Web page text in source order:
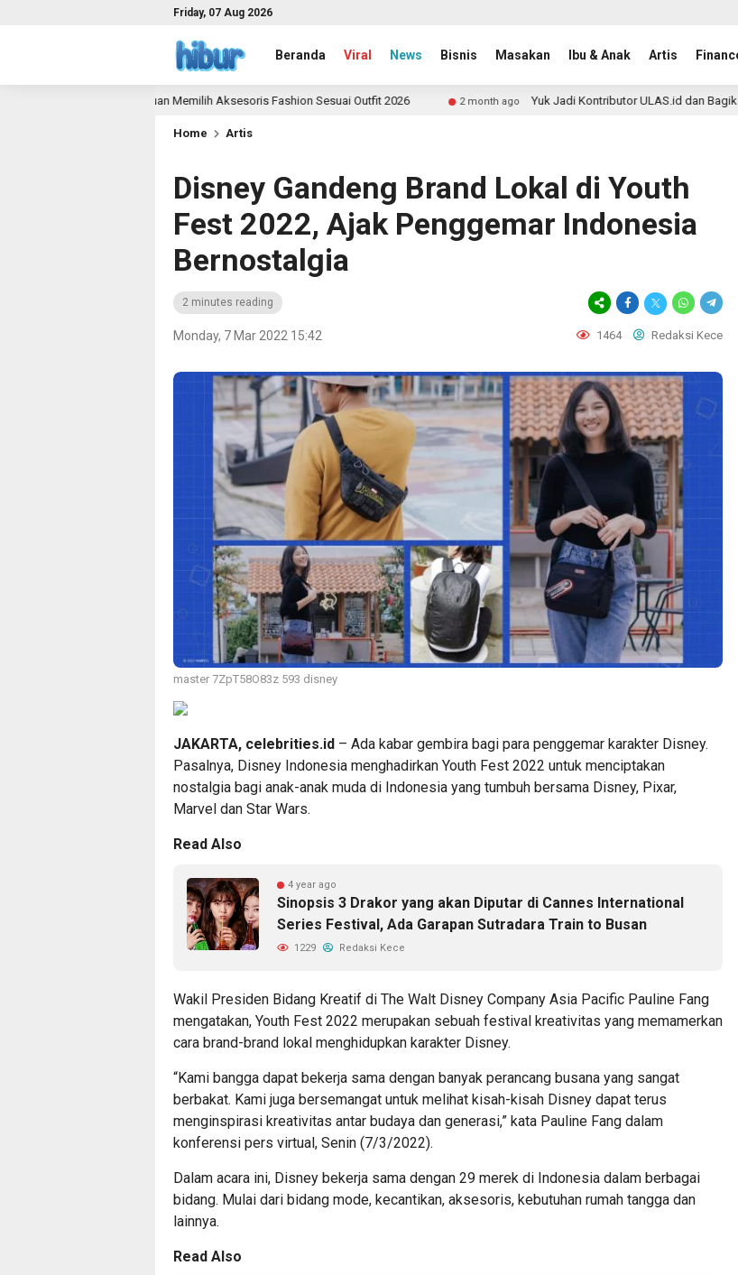
Friday, 07 Aug 2026
Beranda Viral News Bisnis Masakan Ibu & Anak Artis
Panduan Memilih Aksesoris Fashion Sesuai Outfit 2026 2 month ago Yuk Jadi Kontributor ULAS.id dan Bagikan Cerita
Home Artis
Disney Gandeng Brand Lokal di Youth
Fest 2022, Ajak Penggemar Indonesia
Bernostalgia
2 minutes reading
Monday, 7 Mar 2022 15:42 1464 Redaksi Kece
master 7ZpT58O83z 593 disney
JAKARTA, celebrities.id – Ada kabar gembira bagi para penggemar karakter Disney.
Pasalnya, Disney Indonesia menghadirkan Youth Fest 2022 untuk menciptakan
nostalgia bagi anak-anak muda di Indonesia yang tumbuh bersama Disney, Pixar,
Marvel dan Star Wars.
Read Also
4 year ago
Sinopsis 3 Drakor yang akan Diputar di Cannes International
Series Festival, Ada Garapan Sutradara Train to Busan
1229 Redaksi Kece
Wakil Presiden Bidang Kreatif di The Walt Disney Company Asia Pacific Pauline Fang
mengatakan, Youth Fest 2022 merupakan sebuah festival kreativitas yang memamerkan
cara brand-brand lokal menghidupkan karakter Disney.
“Kami bangga dapat bekerja sama dengan banyak perancang busana yang sangat
berbakat. Kami juga bersemangat untuk melihat kisah-kisah Disney dapat terus
menginspirasi kreativitas antar budaya dan generasi,” kata Pauline Fang dalam
konferensi pers virtual, Senin (7/3/2022).
Dalam acara ini, Disney bekerja sama dengan 29 merek di Indonesia dalam berbagai
bidang. Mulai dari bidang mode, kecantikan, aksesoris, kebutuhan rumah tangga dan
lainnya.
Read Also